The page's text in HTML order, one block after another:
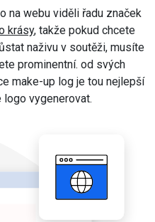
na webu viděli řadu značek
krásy, takže pokud chcete
naživu v soutěži, musíte
prominentní. od svých
make-up log je tou nejlepší
vygenerovat.